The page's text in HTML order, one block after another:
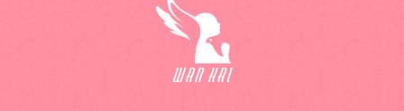
萬海航
運慈善
基金會
在公益